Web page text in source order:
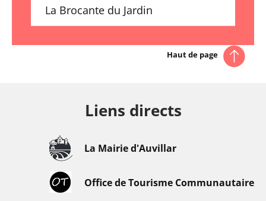
La Brocante du Jardin
Haut de page
Liens directs
La Mairie d'Auvillar
Office de Tourisme Communautaire